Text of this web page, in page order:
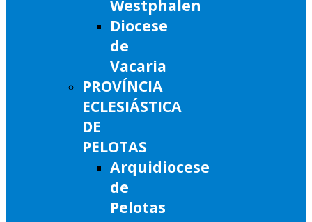
Westphalen
Diocese
de
Vacaria
PROVÍNCIA
ECLESIÁSTICA
DE
PELOTAS
Arquidiocese
de
Pelotas